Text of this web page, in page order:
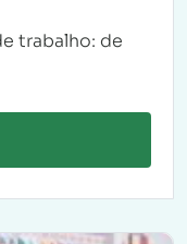
trabalho: de